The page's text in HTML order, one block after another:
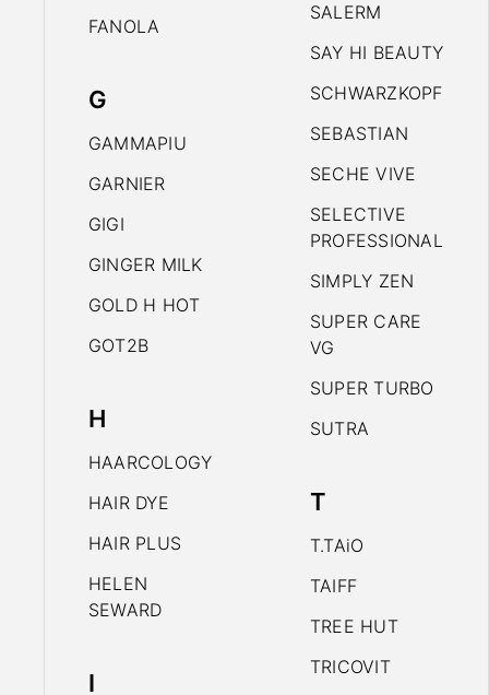
FANOLA
G
GAMMAPIU
GARNIER
GIGI
GINGER MILK
GOLD H HOT
GOT2B
H
HAARCOLOGY
HAIR DYE
HAIR PLUS
HELEN
SEWARD
I
SALERM
SAY HI BEAUTY
SCHWARZKOPF
SEBASTIAN
SECHE VIVE
SELECTIVE
PROFESSIONAL
SIMPLY ZEN
SUPER CARE
VG
SUPER TURBO
SUTRA
T
T.TAiO
TAIFF
TREE HUT
TRICOVIT